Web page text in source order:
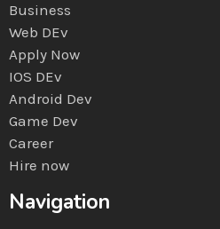
Business
Web DEv
Apply Now
IOS DEv
Android Dev
Game Dev
Career
Hire now
Navigation